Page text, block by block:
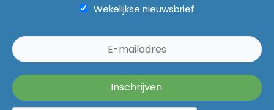
Wekelijkse nieuwsbrief